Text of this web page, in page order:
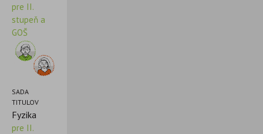
pre II.
stupeň a
GOŠ
SADA
TITULOV
Fyzika
pre II.